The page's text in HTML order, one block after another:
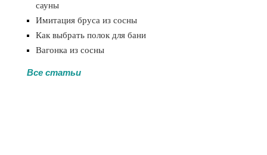
сауны
Имитация бруса из сосны
Как выбрать полок для бани
Вагонка из сосны
Все статьи